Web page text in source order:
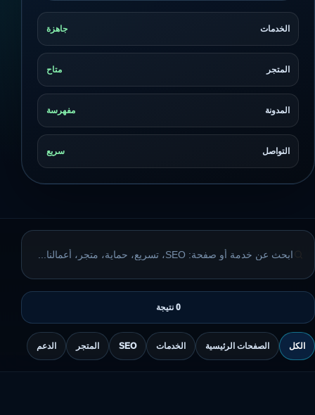
الخدمات جاهزة
المتجر متاح
المدونة مفهرسة
التواصل سريع
0 نتيجة
الكل الصفحات الرئيسية الخدمات SEO المتجر الدعم